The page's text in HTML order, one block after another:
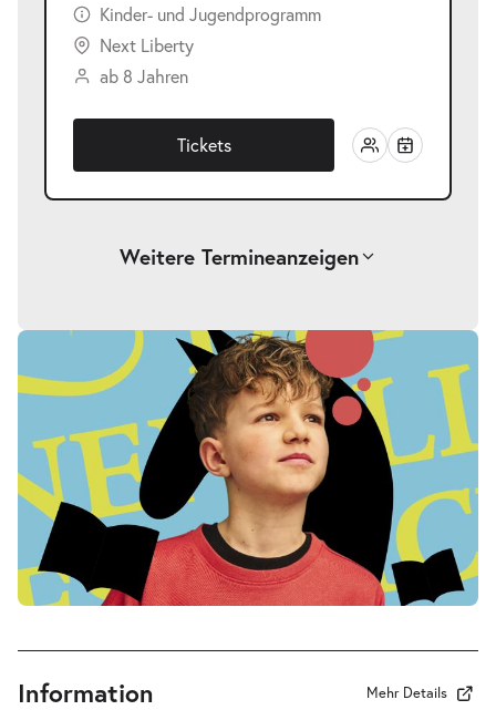
Kinder- und Jugendprogramm
Next Liberty
ab 8 Jahren
Tickets
Weitere Termineanzeigen
Die unendliche Geschichte-
25.09.2026
Fr. 25.09.2026
17:00–19:00 Uhr
Tickets
Die unendliche Geschichte-
Fr.
02.10.2026
Fr. 02.10.2026
Tickets
Information Mehr Details